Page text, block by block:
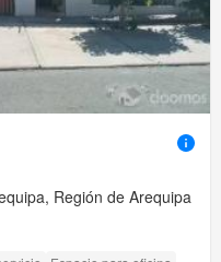
Región de Arequipa